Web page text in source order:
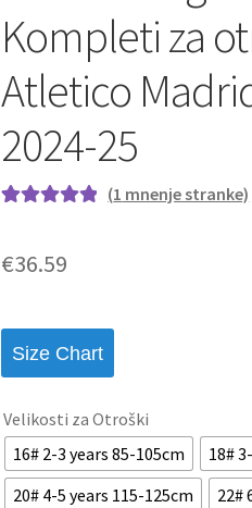
Kompleti za
Atletico
2024-25
podlagi ocene
(1 mnenje stranke)
€36.59
Size Chart
Velikosti za Otroški
16# 2-3 years 85-105cm
18#
20# 4-5 years 115-125cm
22#